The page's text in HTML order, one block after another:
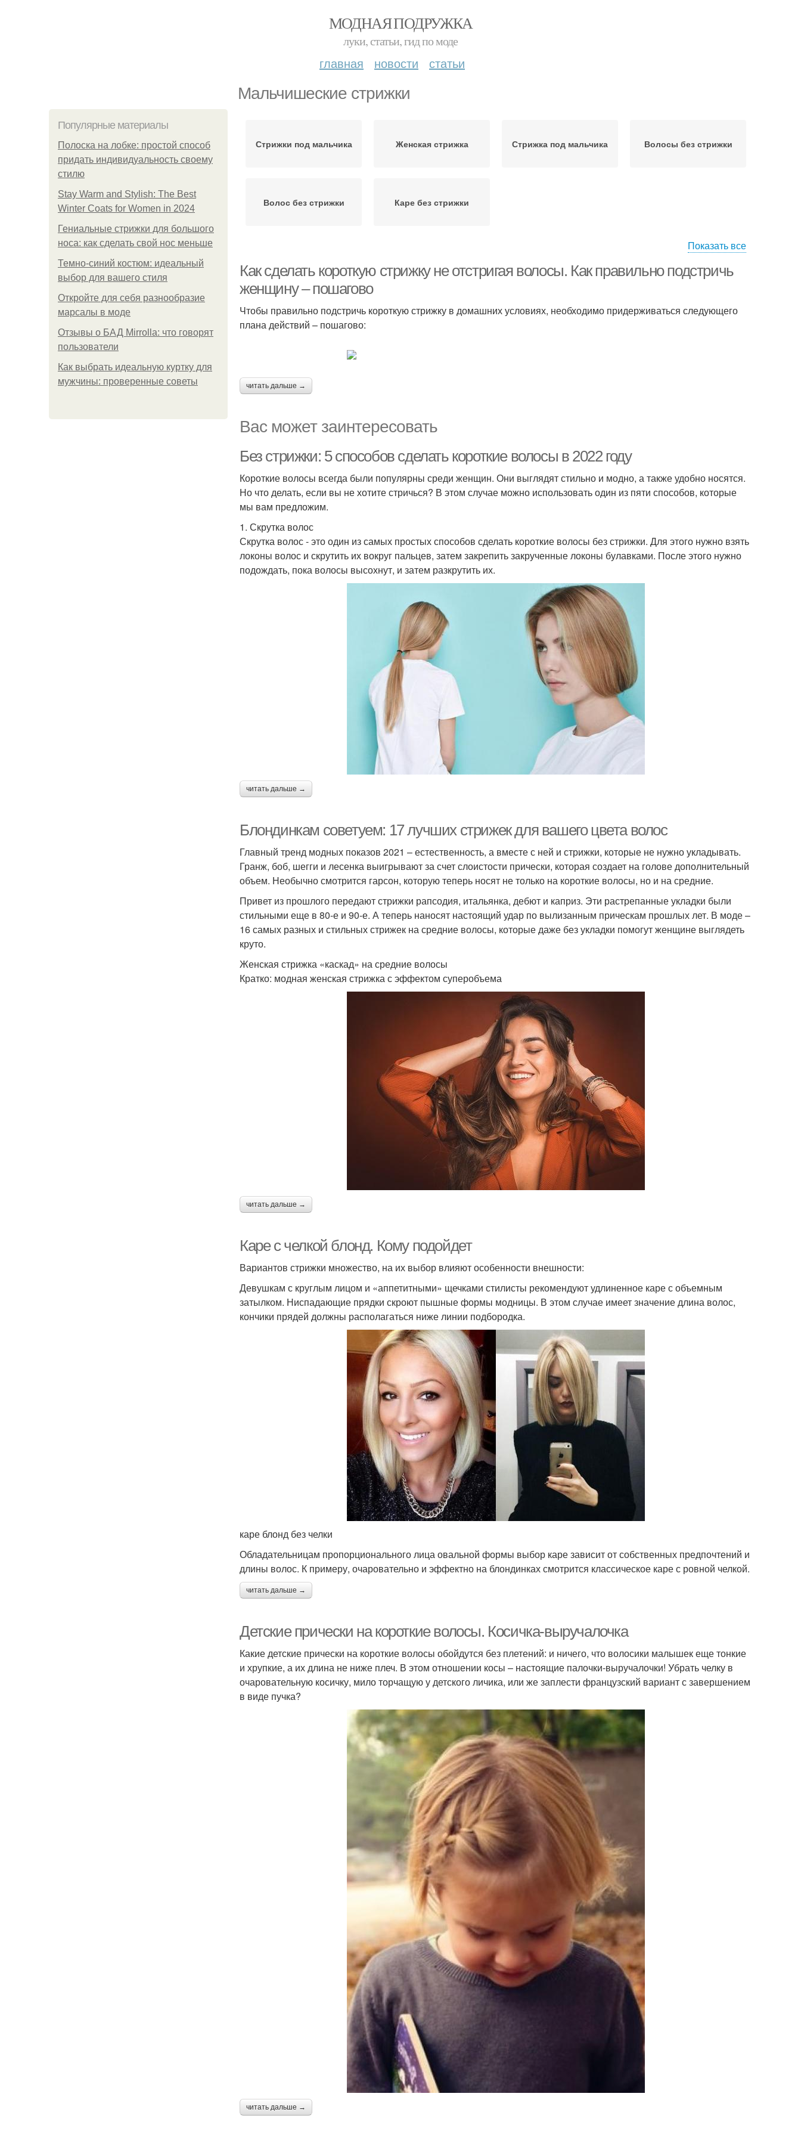
МОДНАЯ ПОДРУЖКА
луки, статьи, гид по моде
главная новости статьи
Мальчишеские стрижки
Популярные материалы
Полоска на лобке: простой способ
придать индивидуальность своему
стилю
Stay Warm and Stylish: The Best
Winter Coats for Women in 2024
Гениальные стрижки для большого
носа: как сделать свой нос меньше
Темно-синий костюм: идеальный
выбор для вашего стиля
Откройте для себя разнообразие
марсалы в моде
Отзывы о БАД Mirrolla: что говорят
пользователи
Как выбрать идеальную куртку для
мужчины: проверенные советы
Стрижки под мальчика Женская стрижка Стрижка под мальчика Волосы без стрижки
Волос без стрижки Каре без стрижки
Показать все
Как сделать короткую стрижку не отстригая волосы. Как правильно подстричь
женщину – пошагово
Чтобы правильно подстричь короткую стрижку в домашних условиях, необходимо придерживаться следующего
плана действий – пошагово:
читать дальше →
Вас может заинтересовать
Без стрижки: 5 способов сделать короткие волосы в 2022 году
Короткие волосы всегда были популярны среди женщин. Они выглядят стильно и модно, а также удобно носятся.
Но что делать, если вы не хотите стричься? В этом случае можно использовать один из пяти способов, которые
мы вам предложим.
1. Скрутка волос
Скрутка волос - это один из самых простых способов сделать короткие волосы без стрижки. Для этого нужно взять
локоны волос и скрутить их вокруг пальцев, затем закрепить закрученные локоны булавками. После этого нужно
подождать, пока волосы высохнут, и затем разкрутить их.
читать дальше →
Блондинкам советуем: 17 лучших стрижек для вашего цвета волос
Главный тренд модных показов 2021 – естественность, а вместе с ней и стрижки, которые не нужно укладывать.
Гранж, боб, шегги и лесенка выигрывают за счет слоистости прически, которая создает на голове дополнительный
объем. Необычно смотрится гарсон, которую теперь носят не только на короткие волосы, но и на средние.
Привет из прошлого передают стрижки рапсодия, итальянка, дебют и каприз. Эти растрепанные укладки были
стильными еще в 80-е и 90-е. А теперь наносят настоящий удар по вылизанным прическам прошлых лет. В моде –
16 самых разных и стильных стрижек на средние волосы, которые даже без укладки помогут женщине выглядеть
круто.
Женская стрижка «каскад» на средние волосы
Кратко: модная женская стрижка с эффектом суперобъема
читать дальше →
Каре с челкой блонд. Кому подойдет
Вариантов стрижки множество, на их выбор влияют особенности внешности:
Девушкам с круглым лицом и «аппетитными» щечками стилисты рекомендуют удлиненное каре с объемным
затылком. Ниспадающие прядки скроют пышные формы модницы. В этом случае имеет значение длина волос,
кончики прядей должны располагаться ниже линии подбородка.
каре блонд без челки
Обладательницам пропорционального лица овальной формы выбор каре зависит от собственных предпочтений и
длины волос. К примеру, очаровательно и эффектно на блондинках смотрится классическое каре с ровной челкой.
читать дальше →
Детские прически на короткие волосы. Косичка-выручалочка
Какие детские прически на короткие волосы обойдутся без плетений: и ничего, что волосики малышек еще тонкие
и хрупкие, а их длина не ниже плеч. В этом отношении косы – настоящие палочки-выручалочки! Убрать челку в
очаровательную косичку, мило торчащую у детского личика, или же заплести французский вариант с завершением
в виде пучка?
читать дальше →